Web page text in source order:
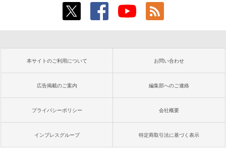
本サイトのご利用について お問い合わせ
広告掲載のご案内 編集部へのご連絡
プライバシーポリシー 会社概要
インプレスグループ 特定商取引法に基づく表示